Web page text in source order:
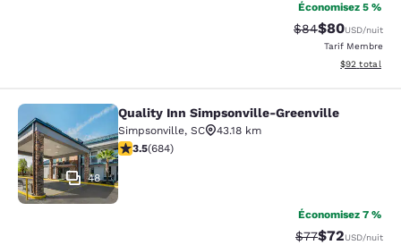
Économisez 5 %
Tarif barré :
$84Tarif réduit :
$80USD/nuit
Tarif Membre
Afficher les
$92 total
Quality Inn Simpsonville-Greenville
48
Quality Inn Simpsonville-Greenville
Simpsonville, SC
43.18 km
3.52 étoiles. Bien. 684 commentaires
3.5(684)
Économisez 7 %
Tarif barré :
$77Tarif réduit :
$72USD/nuit